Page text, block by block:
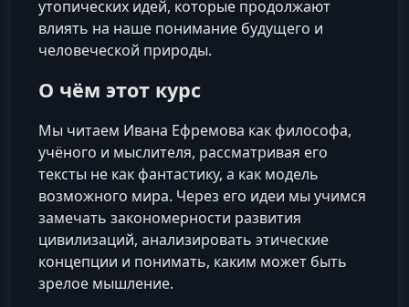
утопических идей, которые продолжают
влиять на наше понимание будущего и
человеческой природы.
О чём этот курс
Мы читаем Ивана Ефремова как философа,
учёного и мыслителя, рассматривая его
тексты не как фантастику, а как модель
возможного мира. Через его идеи мы учимся
замечать закономерности развития
цивилизаций, анализировать этические
концепции и понимать, каким может быть
зрелое мышление.